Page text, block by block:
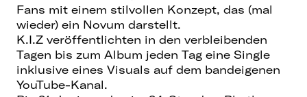
Fans mit einem stilvollen Konzept, das (mal
wieder) ein Novum darstellt.
K.I.Z veröffentlichten in den verbleibenden
Tagen bis zum Album jeden Tag eine Single
inklusive eines Visuals auf dem bandeigenen
YouTube-Kanal.